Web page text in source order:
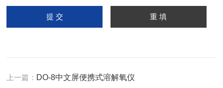
上一篇： DO-8中文屏便携式溶解氧仪